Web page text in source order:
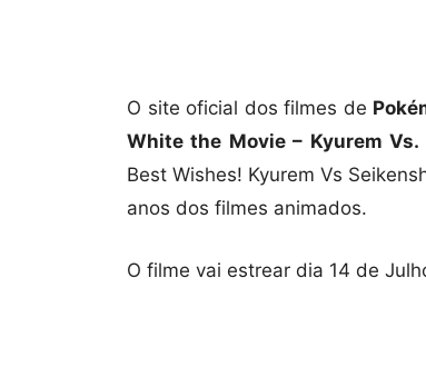
O site oficial dos filmes de
White the Movie – Kyurem
Best Wishes! Kyurem Vs
anos dos filmes animados.
O filme vai estrear dia 14 de